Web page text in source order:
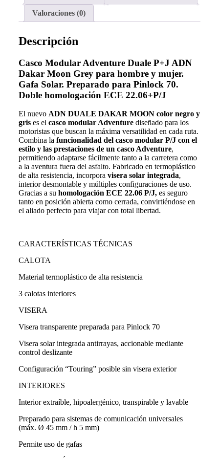
Valoraciones (0)
Descripción
Casco Modular Adventure Duale P+J ADN
Dakar Moon Grey para hombre y mujer.
Gafa Solar. Preparado para Pinlock 70.
Doble homologación ECE 22.06+P/J
El nuevo ADN DUALE DAKAR MOON color negro y
gris es el casco modular Adventure diseñado para los
motoristas que buscan la máxima versatilidad en cada ruta.
Combina la funcionalidad del casco modular P/J con el
estilo y las prestaciones de un casco Adventure,
permitiendo adaptarse fácilmente tanto a la carretera como
a la aventura fuera del asfalto. Fabricado en termoplástico
de alta resistencia, incorpora visera solar integrada,
interior desmontable y múltiples configuraciones de uso.
Gracias a su homologación ECE 22.06 P/J, es seguro
tanto en posición abierta como cerrada, convirtiéndose en
el aliado perfecto para viajar con total libertad.
CARACTERÍSTICAS TÉCNICAS
CALOTA
Material termoplástico de alta resistencia
3 calotas interiores
VISERA
Visera transparente preparada para Pinlock 70
Visera solar integrada antirrayas, accionable mediante
control deslizante
Configuración “Touring” posible sin visera exterior
INTERIORES
Interior extraíble, hipoalergénico, transpirable y lavable
Preparado para sistemas de comunicación universales
(máx. Ø 45 mm / h 5 mm)
Permite uso de gafas